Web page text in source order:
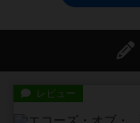
レビュー